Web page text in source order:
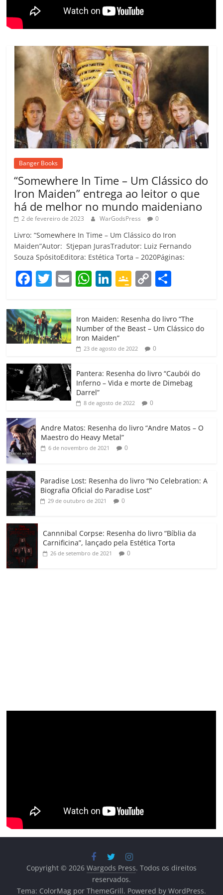
Banger Books
“Somewhere In Time – Um Clássico do
Iron Maiden” entrega ao leitor o que
há de melhor no mundo maideniano
2 de fevereiro de 2023 WarGodsPress 0
Livro: “Somewhere In Time – Um Clássico do Iron
Maiden”Autor: Stjepan JurasTradutor: Luiz Fernando
Souza SpósitoEditora: Estética Torta – 2020Páginas:
F
c
e
b
o
o
k
T
itt
er
E W
at
s
A
p
Li
e
dI
G
gl
e
Cl
a
ss
ro
o
C
p
y
Li
k
m
p
h
ar
Iron Maiden: Resenha do livro “The
Number of the Beast – Um Clássico do
Iron Maiden”
23 de agosto de 2022 0
Pantera: Resenha do livro “Caubói do
Inferno – Vida e morte de Dimebag
Darrel”
8 de agosto de 2022 0
Andre Matos: Resenha do livro “Andre Matos – O
Maestro do Heavy Metal”
6 de novembro de 2021 0
Paradise Lost: Resenha do livro “No Celebration: A
Biografia Oficial do Paradise Lost”
29 de outubro de 2021 0
Cannnibal Corpse: Resenha do livro “Bíblia da
Carnificina”, lançado pela Estética Torta
26 de setembro de 2021 0
Copyright © 2026 Wargods Press. Todos os direitos
reservados.
Tema: ColorMagpor ThemeGrill. Powered by WordPress.